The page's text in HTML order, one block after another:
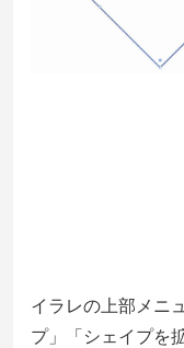
イラレの上部メニ
プ」「シェイプを